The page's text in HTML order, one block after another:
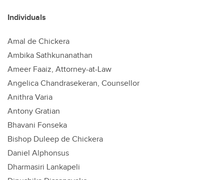
Individuals
Amal de Chickera
Ambika Sathkunanathan
Ameer Faaiz, Attorney-at-Law
Angelica Chandrasekeran, Counsellor
Anithra Varia
Antony Gratian
Bhavani Fonseka
Bishop Duleep de Chickera
Daniel Alphonsus
Dharmasiri Lankapeli